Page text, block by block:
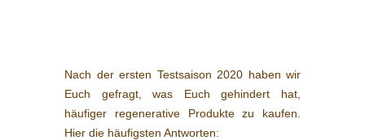
Nach der ersten Testsaison 2020 haben wir
Euch gefragt, was Euch gehindert hat,
häufiger regenerative Produkte zu kaufen.
Hier die häufigsten Antworten: